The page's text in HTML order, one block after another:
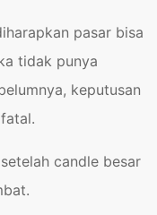
pasar bisa
tidak punya
keputusan
candle besar